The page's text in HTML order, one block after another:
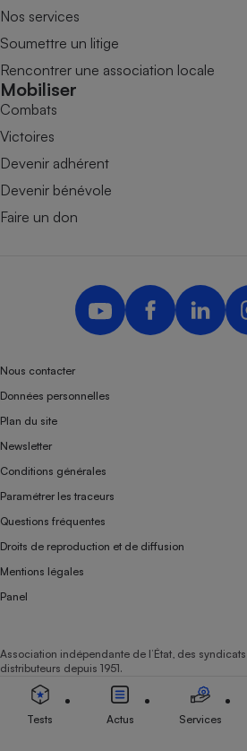
Nos services
Soumettre un litige
Rencontrer une association locale
Mobiliser
Combats
Victoires
Devenir adhérent
Devenir bénévole
Faire un don
Nous contacter
Données personnelles
Plan du site
Newsletter
Conditions générales
Paramétrer les traceurs
Questions fréquentes
Droits de reproduction et de diffusion
Mentions légales
Panel
Association indépendante de l’État, des
distributeurs depuis 1951.
Tests Actus Services